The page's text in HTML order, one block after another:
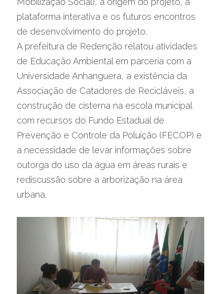
plataforma interativa e os futuros encontros
de desenvolvimento do projeto.
A prefeitura de Redenção relatou atividades
de Educação Ambiental em parceria com a
Universidade Anhanguera, a existência da
Associação de Catadores de Recicláveis, a
construção de cisterna na escola municipal
com recursos do Fundo Estadual de
Prevenção e Controle da Poluição (FECOP) e
a necessidade de levar informações sobre
outorga do uso da água em áreas rurais e
rediscussão sobre a arborização na área
urbana.